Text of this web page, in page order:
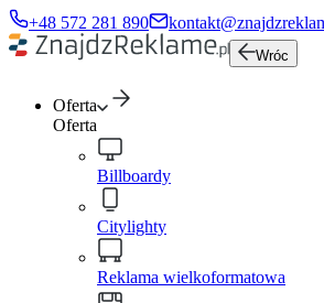
+48 572 281 890
Wróc
Oferta
Oferta
Billboardy
Citylighty
Reklama wielkoformatowa